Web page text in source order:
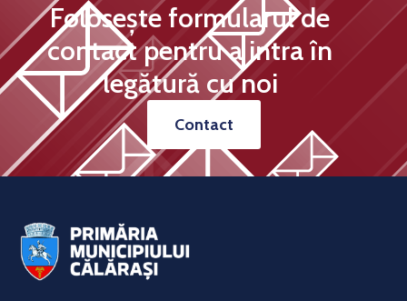
Folosește formularul de
contact pentru a intra în
legătură cu noi
Contact